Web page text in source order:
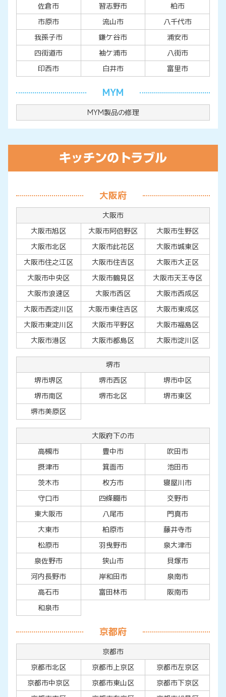
佐倉市
習志野市
柏市
市原市
流山市
八千代市
我孫子市
鎌ケ谷市
浦安市
四街道市
袖ケ浦市
八街市
印西市
白井市 富里市
MYM
MYM製品の修理
大阪府
大阪市
大阪市旭区
大阪市阿倍野区
大阪市生野区
大阪市北区
大阪市此花区
大阪市城東区
大阪市住之江区
大阪市住吉区
大阪市大正区
大阪市中央区
大阪市鶴見区
大阪市天王寺区
大阪市浪速区
大阪市西区
大阪市西成区
大阪市西淀川区
大阪市東住吉区
大阪市東成区
大阪市東淀川区
大阪市平野区
大阪市福島区
大阪市港区
大阪市都島区 大阪市淀川区
堺市
堺市堺区
堺市西区
堺市中区
堺市南区
堺市北区
堺市東区
堺市美原区
大阪府下の市
高槻市
豊中市
吹田市
摂津市
箕面市
池田市
茨木市
枚方市
寝屋川市
守口市
四條畷市
交野市
東大阪市
八尾市
門真市
大東市
柏原市
藤井寺市
松原市
羽曳野市
泉大津市
泉佐野市
狭山市
貝塚市
河内長野市
岸和田市
泉南市
高石市
富田林市
阪南市
和泉市
京都府
京都市
京都市北区
京都市上京区
京都市左京区
京都市中京区
京都市東山区
京都市下京区